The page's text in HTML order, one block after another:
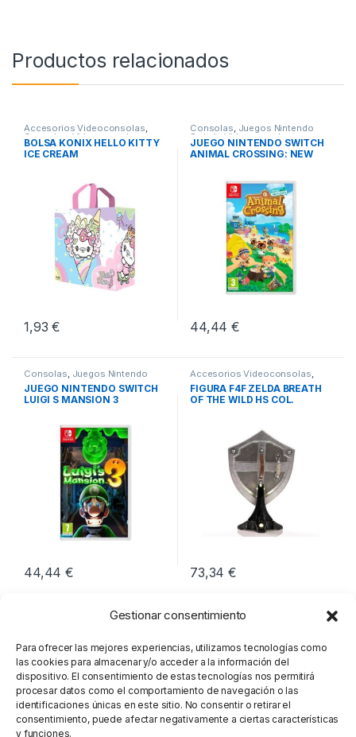
Gestionar consentimiento
Para ofrecer las mejores experiencias, utilizamos tecnologías como
las cookies para almacenar y/o acceder a la información del
dispositivo. El consentimiento de estas tecnologías nos permitirá
procesar datos como el comportamiento de navegación o las
identificaciones únicas en este sitio. No consentir o retirar el
consentimiento, puede afectar negativamente a ciertas características
y funciones.
Productos relacionados
Accesorios Videoconsolas,
Consolas,Videoconsolas
BOLSA KONIX HELLO KITTY
ICE CREAM
1,93€
Consolas, Juegos Nintendo
Switch,Videoconsolas
JUEGO NINTENDO SWITCH
ANIMAL CROSSING: NEW
44,44€
Consolas, Juegos Nintendo
Switch, Videoconsolas
JUEGO NINTENDO SWITCH
LUIGI S MANSION 3
44,44€
Accesorios Videoconsolas,
Consolas,Videoconsolas
FIGURA F4F ZELDA BREATH
OF THE WILD HS COL.
73,34€